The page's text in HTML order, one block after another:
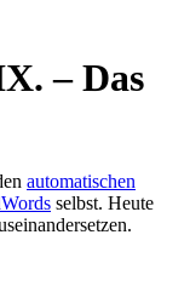
– Das
automatischen
selbst. Heute